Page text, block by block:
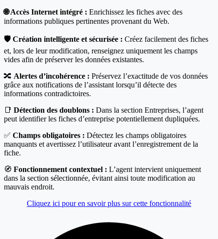
🌐 Accès Internet intégré : Enrichissez les fiches avec des
informations publiques pertinentes provenant du Web.
🛡️ Création intelligente et sécurisée : Créez facilement des fiches
et, lors de leur modification, renseignez uniquement les champs
vides afin de préserver les données existantes.
🔀 Alertes d’incohérence : Préservez l’exactitude de vos données
grâce aux notifications de l’assistant lorsqu’il détecte des
informations contradictoires.
📑 Détection des doublons : Dans la section Entreprises, l’agent
peut identifier les fiches d’entreprise potentiellement dupliquées.
✅ Champs obligatoires : Détectez les champs obligatoires
manquants et avertissez l’utilisateur avant l’enregistrement de la
fiche.
🧭 Fonctionnement contextuel : L’agent intervient uniquement
dans la section sélectionnée, évitant ainsi toute modification au
mauvais endroit.
Cliquez ici pour en savoir plus sur cette fonctionnalité